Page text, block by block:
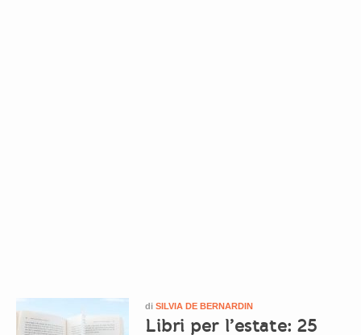
di SILVIA DE BERNARDIN
Libri per l’estate: 25